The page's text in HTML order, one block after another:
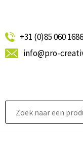
+31 (0)85 060 1686
info@pro-